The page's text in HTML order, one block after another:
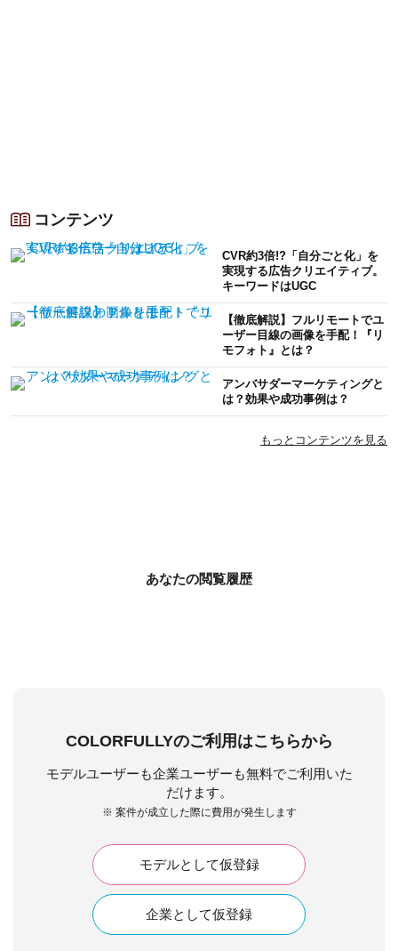
コンテンツ
CVR約3倍!?「自分ごと化」を
実現する広告クリエイティブ。
キーワードはUGC
【徹底解説】フルリモートでユ
ーザー目線の画像を手配！『リ
モフォト』とは？
アンバサダーマーケティングと
は？効果や成功事例は？
もっとコンテンツを見る
あなたの閲覧履歴
COLORFULLYのご利用はこちらから
モデルユーザーも企業ユーザーも無料でご利用いた
だけます。
※ 案件が成立した際に費用が発生します
モデルとして仮登録
企業として仮登録